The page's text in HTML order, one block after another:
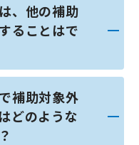
、他の補助
ることはで
補助対象外
どのような